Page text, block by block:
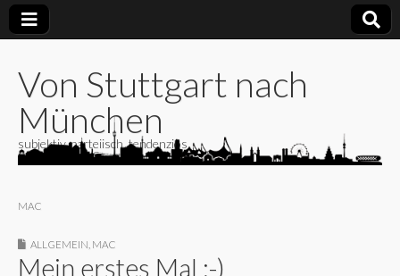
Von Stuttgart nach
München
subjektiv, parteiisch, tendenziös
MAC
ALLGEMEIN MAC
Mein erstes Mal :-)